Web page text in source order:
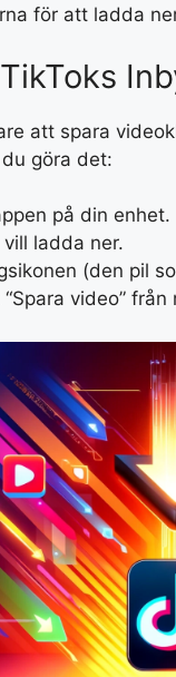
för att ladda
att spara
göra det:
på din enhet.
ladda ner.
(den pil
video” från